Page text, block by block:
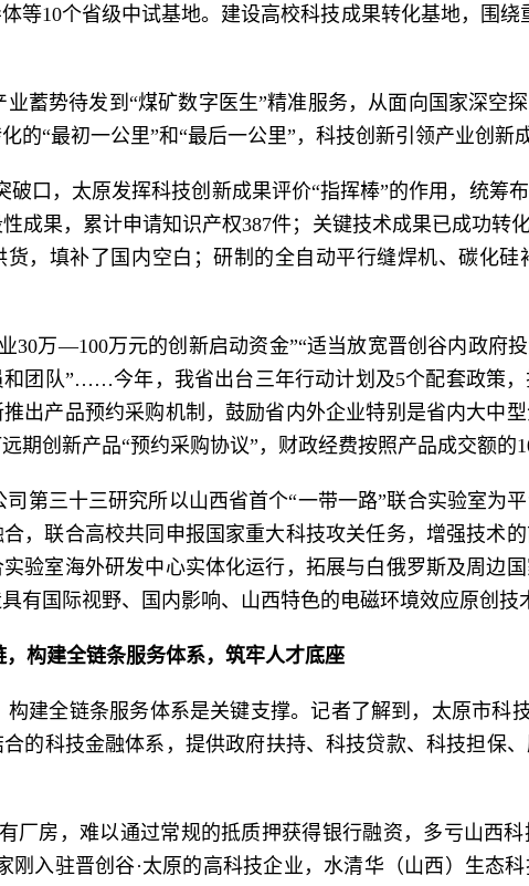
等10个省级中试基地。建设高校科技成果转化基地，围
蓄势待发到“煤矿数字医生”精准服务，从面向国家深空
的“最初一公里”和“最后一公里”，科技创新引领产业创新
破口，太原发挥科技创新成果评价“指挥棒”的作用，统筹
成果，累计申请知识产权387件；关键技术成果已成功转
，填补了国内空白；研制的全自动平行缝焊机、碳化
30万—100万元的创新启动资金”“适当放宽晋创谷内政府
团队”……今年，我省出台三年行动计划及5个配套政策
出产品预约采购机制，鼓励省内外企业特别是省内大中
期创新产品“预约采购协议”，财政经费按照产品成交额的
司第三十三研究所以山西省首个“一带一路”联合实验室为
，联合高校共同申报国家重大科技攻关任务，增强技术
验室海外研发中心实体化运行，拓展与白俄罗斯及周边
有国际视野、国内影响、山西特色的电磁环境效应原创技
构建全链条服务体系，筑牢人才底座
建全链条服务体系是关键支撑。记者了解到，太原市科
的科技金融体系，提供政府扶持、科技贷款、科技担保
厂房，难以通过常规的抵质押获得银行融资，多亏山西
刚入驻晋创谷·太原的高科技企业，水清华（山西）生态